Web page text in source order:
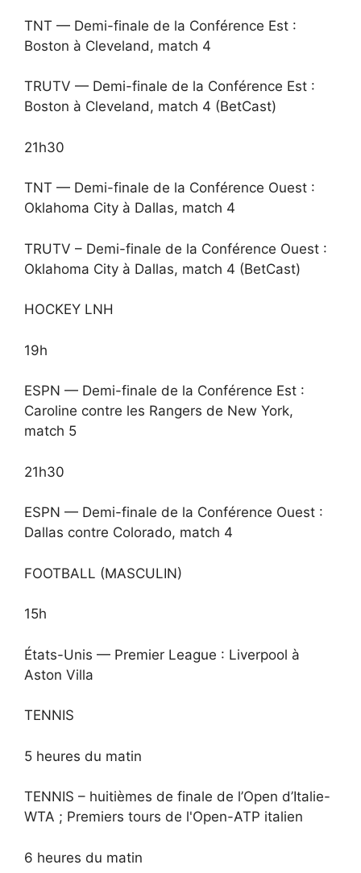
TNT — Demi-finale de la Conférence Est :
Boston à Cleveland, match 4
TRUTV — Demi-finale de la Conférence Est :
Boston à Cleveland, match 4 (BetCast)
21h30
TNT — Demi-finale de la Conférence Ouest :
Oklahoma City à Dallas, match 4
TRUTV – Demi-finale de la Conférence Ouest :
Oklahoma City à Dallas, match 4 (BetCast)
HOCKEY LNH
19h
ESPN — Demi-finale de la Conférence Est :
Caroline contre les Rangers de New York,
match 5
21h30
ESPN — Demi-finale de la Conférence Ouest :
Dallas contre Colorado, match 4
FOOTBALL (MASCULIN)
15h
États-Unis — Premier League : Liverpool à
Aston Villa
TENNIS
5 heures du matin
TENNIS – huitièmes de finale de l’Open d’Italie-
WTA ; Premiers tours de l'Open-ATP italien
6 heures du matin